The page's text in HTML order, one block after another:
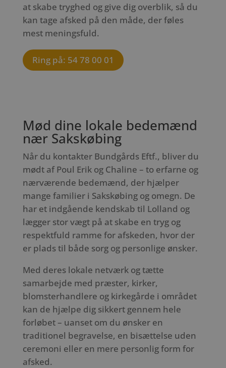
at skabe tryghed og give dig overblik, så du
kan tage afsked på den måde, der føles
mest meningsfuld.
Ring på: 54 78 00 01
Mød dine lokale bedemænd
nær Sakskøbing
Når du kontakter Bundgårds Eftf., bliver du
mødt af Poul Erik og Chaline – to erfarne og
nærværende bedemænd, der hjælper
mange familier i Sakskøbing og omegn. De
har et indgående kendskab til Lolland og
lægger stor vægt på at skabe en tryg og
respektfuld ramme for afskeden, hvor der
er plads til både sorg og personlige ønsker.
Med deres lokale netværk og tætte
samarbejde med præster, kirker,
blomsterhandlere og kirkegårde i området
kan de hjælpe dig sikkert gennem hele
forløbet – uanset om du ønsker en
traditionel begravelse, en bisættelse uden
ceremoni eller en mere personlig form for
afsked.